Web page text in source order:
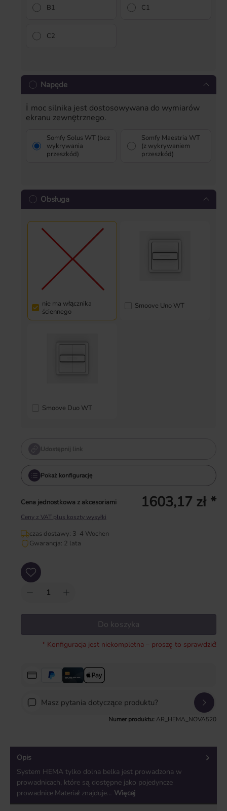
B1 C1
C2
Napęde
ℹ moc silnika jest dostosowywana do wymiarów
ekranu zewnętrznego.
Somfy Solus WT (bez
wykrywania
przeszkód)
Somfy Maestria WT
(z wykrywaniem
przeszkód)
Obsługa
nie ma włącznika
ściennego
Smoove Uno WT
Smoove Duo WT
Udostępnij link
Pokaż konfigurację
Cena jednostkowa z akcesoriami 1603,17 zł *
Ceny z VAT plus koszty wysyłki
czas dostawy: 3-4 Wochen
Gwarancja: 2 lata
Ilość produktu: Wprowadź żądaną ilość lub użyj przycisków, aby zwiększyć lub
Do koszyka
* Konfiguracja jest niekompletna – proszę to sprawdzić!
Masz pytania dotyczące produktu?
Numer produktu: AR_HEMA_NOVA520
Opis
System HEMA tylko dolna belka jest prowadzona w
prowadnicach, które są dostępne jako pojedyncze
prowadnice.Materiał znajduje… Więcej